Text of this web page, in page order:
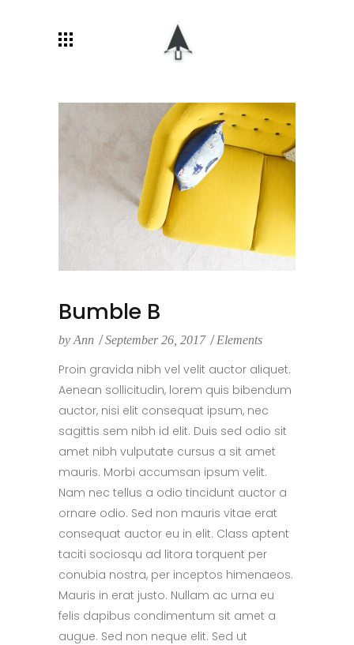
Bumble B
by Ann September 26, 2017 Elements
Proin gravida nibh vel velit auctor aliquet.
Aenean sollicitudin, lorem quis bibendum
auctor, nisi elit consequat ipsum, nec
sagittis sem nibh id elit. Duis sed odio sit
amet nibh vulputate cursus a sit amet
mauris. Morbi accumsan ipsum velit.
Nam nec tellus a odio tincidunt auctor a
ornare odio. Sed non mauris vitae erat
consequat auctor eu in elit. Class aptent
taciti sociosqu ad litora torquent per
conubia nostra, per inceptos himenaeos.
Mauris in erat justo. Nullam ac urna eu
felis dapibus condimentum sit amet a
augue. Sed non neque elit. Sed ut